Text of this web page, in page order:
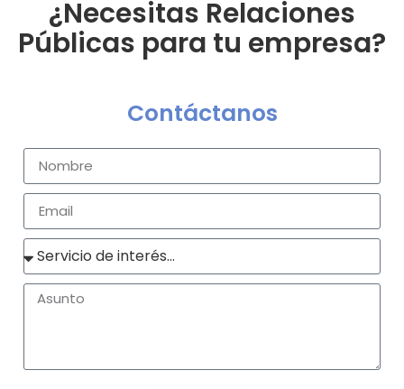
¿Necesitas Relaciones
Públicas para tu empresa?
Contáctanos